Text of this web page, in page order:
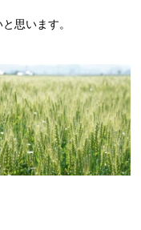
思います。